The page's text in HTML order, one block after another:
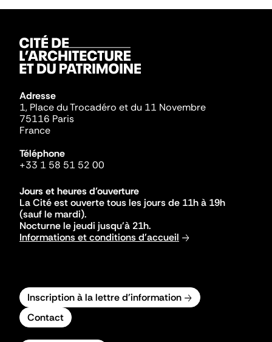
Adresse
1, Place du Trocadéro et du 11 Novembre
75116 Paris
France
Téléphone
+33 1 58 51 52 00
Jours et heures d'ouverture
La Cité est ouverte tous les jours de 11h à 19h
(sauf le mardi).
Nocturne le jeudi jusqu'à 21h.
Informations et conditions d'accueil
Inscription à la lettre d'information
Contact